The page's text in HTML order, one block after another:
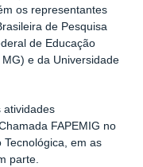
os representantes
de Pesquisa
de Educação
e da Universidade
atividades
FAPEMIG no
em as
parte.